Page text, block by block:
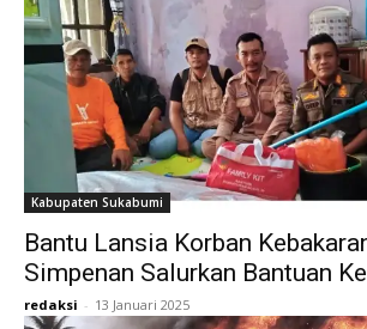
Kabupaten Sukabumi
Bantu Lansia Korban
Simpenan Salurkan Bantuan
redaksi - 13 Januari 2025